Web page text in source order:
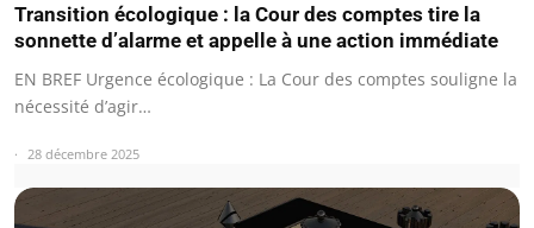
Transition écologique : la Cour des comptes tire la
sonnette d’alarme et appelle à une action immédiate
EN BREF Urgence écologique : La Cour des comptes souligne la
nécessité d’agir…
28 décembre 2025